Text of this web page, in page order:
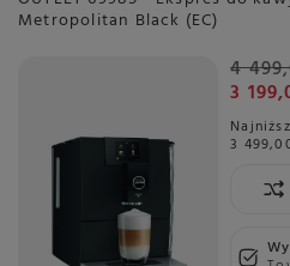
Metropolitan Black (EC)
4
3
3